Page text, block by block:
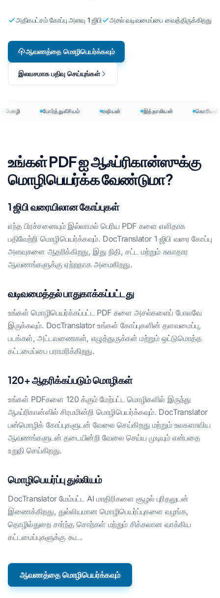
அதிகபட்சம் கோப்பு அளவு 1 ஜிபி அசல் வடிவமைப்பை வைத்திருக்கிறது
ஆவணத்தை மொழிபெயர்க்கவும்
இலவசமாக பதிவு செய்யுங்கள்
மொழி போர்த்துகீசியம் ரஷியன் இத்தாலியன் கொரியன்
உங்கள் PDF ஐ ஆஃப்ரிகான்ஸுக்கு
மொழிபெயர்க்க வேண்டுமா?
1 ஜிபி வரையிலான கோப்புகள்
எந்த பிரச்சனையும் இல்லாமல் பெரிய PDF களை எளிதாக
பதிவேற்றி மொழிபெயர்க்கவும். DocTranslator 1 ஜிபி வரை கோப்பு
அளவுகளை ஆதரிக்கிறது, இது நிதி, சட்ட மற்றும் சுகாதார
ஆவணங்களுக்கு ஏற்றதாக அமைகிறது.
வடிவமைத்தல் பாதுகாக்கப்பட்டது
உங்கள் மொழிபெயர்க்கப்பட்ட PDF களை அசல்களைப் போலவே
இருக்கவும். DocTranslator உங்கள் கோப்புகளின் தளவமைப்பு,
படங்கள், அட்டவணைகள், எழுத்துருக்கள் மற்றும் ஒட்டுமொத்த
கட்டமைப்பை பராமரிக்கிறது.
120+ ஆதரிக்கப்படும் மொழிகள்
உங்கள் PDFகளை 120 க்கும் மேற்பட்ட மொழிகளில் இருந்து
ஆஃப்ரிகான்ஸில் சிரமமின்றி மொழிபெயர்க்கவும். DocTranslator
பன்மொழிக் கோப்புகளுடன் வேலை செய்கிறது மற்றும் உலகளாவிய
ஆவணங்களுடன் தடையின்றி வேலை செய்ய முடியும் என்பதை
உறுதி செய்கிறது.
மொழிபெயர்ப்பு துல்லியம்
DocTranslator மேம்பட்ட AI மாதிரிகளை சூழல் புரிதலுடன்
இணைக்கிறது, துல்லியமான மொழிபெயர்ப்புகளை வழங்க,
தொழில்துறை சார்ந்த சொற்கள் மற்றும் சிக்கலான வாக்கிய
கட்டமைப்புகளுக்கு கூட.
ஆவணத்தை மொழிபெயர்க்கவும்